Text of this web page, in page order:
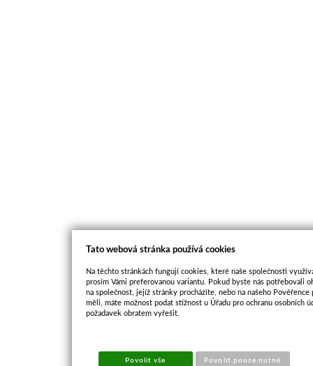
Tato webová stránka používá cookies
Na těchto stránkách fungují cookies, které naše společnosti
prosím Vámi preferovanou variantu. Pokud byste nás potřebovali
na společnost, jejíž stránky procházíte, nebo na našeho
měli, máte možnost podat stížnost u Úřadu pro ochranu osobních
požadavek obratem vyřešit.
Povolit vše Povolit pouze nutné